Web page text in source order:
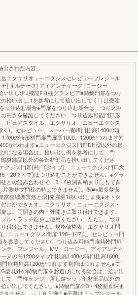
出された内容
エクサリオューエクジスセレビュープレジール
￨オルテーヌ￨アイアンティーク￨ロージー
い出し伊J機能Fヨ柱グランビア■鋳物門扉をつり
拾い出し,1を参考にして拾い出してく￨￨は受注
つり込む場合●門扉をつり込む場合は、つり込み
高さを確認してください。つり込み可能門扉形
ビュアスタイル、エクサリオ、ニューエクジス
く)、セレビュー、スーパー有峰門柱高1400の時
1700の時形材門扉門扉高1000。1200がつれます対
がつれます●ニューエクジス門扉DH型以外の形
になる場合は、拾い出し例を参考にして、門
材部品以外の各部材部品を拾い出してくださ
クジス門扉(高:16タイプ)、ニューエクジス門扉大
・20タイプ)はつり込むことができません。●グラ
との組み合わせで、3・4枚開き納まりにもでき
片側サブ門柱の時はできません)。例■=量多夢安
露喜纏襲震然と沼‖発雇堀1統い出しま曳●オトク
けができます。エクサリオ・ニューエクジス・
は、両開きの内・外開きに取り付けできます。
ル・ラッチ錠をご使用ください。ただし、つり
付けはできません。規格価格表、エクサリオ門
、ニューエクジス問扉:198∼147頁、セレビュー門
を参照してください。つり込み可能門扉鋳物門扉
テ、プレジール、MV、ロージー、アイアンティ
ヌの高1200タイプ門柱高1400の時門柱高1600。
門扉判扉高1200がつれます判扉はつれません●プ
型以外の鋳物門扉をお選びになる場合は、拾い出
して、門柱センジ・落し錠セット部材部品以外の
い出してください。●鋳物門扉の3・4枚開き納ま